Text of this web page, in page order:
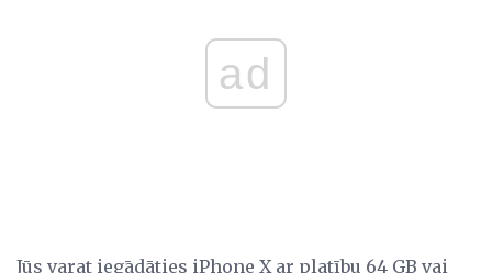
ad
Jūs varat iegādāties iPhone X ar platību 64 GB vai